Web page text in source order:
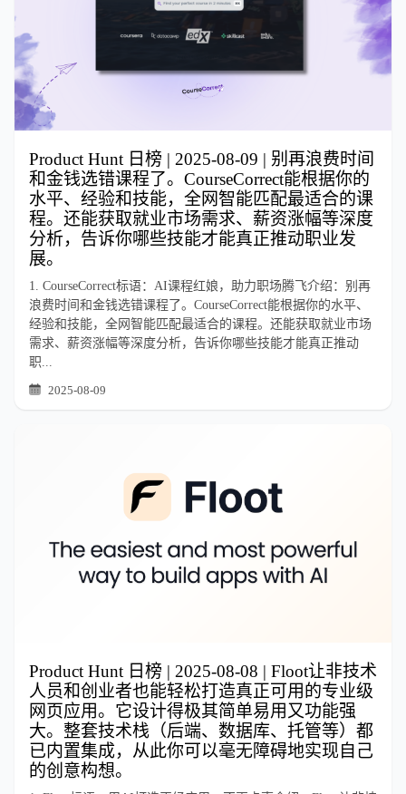
Product Hunt 日榜 | 2025-08-09 | 别再浪费时间
和金钱选错课程了。CourseCorrect能根据你的
水平、经验和技能，全网智能匹配最适合的课
程。还能获取就业市场需求、薪资涨幅等深度
分析，告诉你哪些技能才能真正推动职业发
展。
1. CourseCorrect标语：AI课程红娘，助力职场腾飞介绍：别再
浪费时间和金钱选错课程了。CourseCorrect能根据你的水平、
经验和技能，全网智能匹配最适合的课程。还能获取就业市场
需求、薪资涨幅等深度分析，告诉你哪些技能才能真正推动
职...
2025-08-09
Product Hunt 日榜 | 2025-08-08 | Floot让非技术
人员和创业者也能轻松打造真正可用的专业级
网页应用。它设计得极其简单易用又功能强
大。整套技术栈（后端、数据库、托管等）都
已内置集成，从此你可以毫无障碍地实现自己
的创意构想。